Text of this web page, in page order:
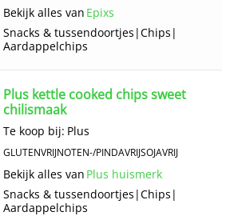
Bekijk alles van Epixs
Snacks & tussendoortjes |Chips |
Aardappelchips
Plus kettle cooked chips sweet
chilismaak
Te koop bij: Plus
GLUTENVRIJNOTEN-/PINDAVRIJSOJAVRIJ
Bekijk alles van Plus huismerk
Snacks & tussendoortjes |Chips |
Aardappelchips